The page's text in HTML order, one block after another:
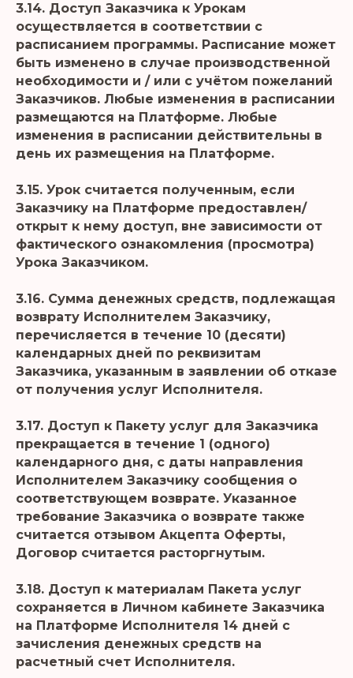
3.14. Доступ Заказчика к Урокам
осуществляется в соответствии с
расписанием программы. Расписание может
быть изменено в случае производственной
необходимости и / или с учётом пожеланий
Заказчиков. Любые изменения в расписании
размещаются на Платформе. Любые
изменения в расписании действительны в
день их размещения на Платформе.
3.15. Урок считается полученным, если
Заказчику на Платформе предоставлен/
открыт к нему доступ, вне зависимости от
фактического ознакомления (просмотра)
Урока Заказчиком.
3.16. Сумма денежных средств, подлежащая
возврату Исполнителем Заказчику,
перечисляется в течение 10 (десяти)
календарных дней по реквизитам
Заказчика, указанным в заявлении об отказе
от получения услуг Исполнителя.
3.17. Доступ к Пакету услуг для Заказчика
прекращается в течение 1 (одного)
календарного дня, с даты направления
Исполнителем Заказчику сообщения о
соответствующем возврате. Указанное
требование Заказчика о возврате также
считается отзывом Акцепта Оферты,
Договор считается расторгнутым.
3.18. Доступ к материалам Пакета услуг
сохраняется в Личном кабинете Заказчика
на Платформе Исполнителя 14 дней с
зачисления денежных средств на
расчетный счет Исполнителя.